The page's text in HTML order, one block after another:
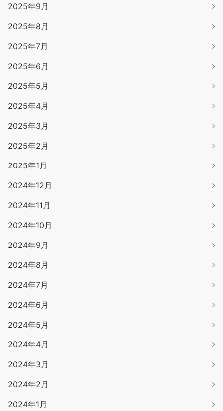
2025年9月
2025年8月
2025年7月
2025年6月
2025年5月
2025年4月
2025年3月
2025年2月
2025年1月
2024年12月
2024年11月
2024年10月
2024年9月
2024年8月
2024年7月
2024年6月
2024年5月
2024年4月
2024年3月
2024年2月
2024年1月